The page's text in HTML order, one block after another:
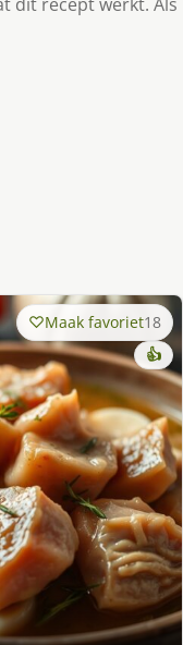
Maak favoriet18
👍